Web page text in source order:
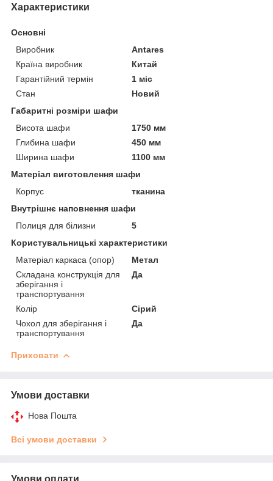
Характеристики
Основні
Виробник
Antares
Країна виробник
Китай
Гарантійний термін
1 міс
Стан
Новий
Габаритні розміри шафи
Висота шафи
1750 мм
Глибина шафи
450 мм
Ширина шафи
1100 мм
Матеріал виготовлення шафи
Корпус
тканина
Внутрішнє наповнення шафи
Полиця для білизни
5
Користувальницькі характеристики
Матеріал каркаса (опор)
Метал
Складана конструкція для
зберігання і
транспортування
Да
Колір
Сірий
Чохол для зберігання і
транспортування
Да
Приховати
Умови доставки
Нова Пошта
Всі умови доставки
Умови оплати